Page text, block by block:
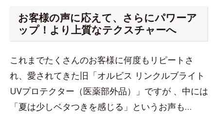
お客様の声に応えて、さらにパワーア
ップ！より上質なテクスチャーへ
これまでたくさんのお客様に何度もリピートさ
れ、愛されてきた旧「オルビス リンクルブライト
UVプロテクター（医薬部外品）」ですが 、中には
「夏は少しベタつきを感じる」というお声も…